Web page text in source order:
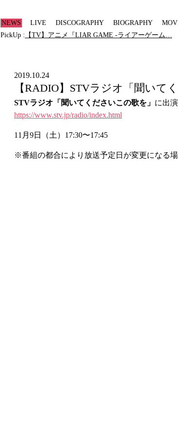
NEWS LIVE DISCOGRAPHY BIOGRAPHY
PickUp : 【TV】アニメ『LIAR GAME -ライアーゲーム…
2019.10.24
【RADIO】STVラジオ「聞いて
STVラジオ「聞いてくださいこの歌を」 に出演
https://www.stv.jp/radio/index.html
11月9日（土）17:30〜17:45
※番組の都合により放送予定日が変更になる場